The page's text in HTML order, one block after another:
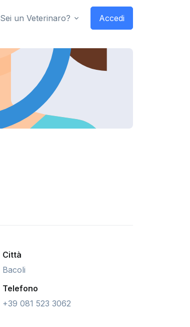
Sei un Veterinaro? Accedi
Città
Bacoli
Telefono
+39 081 523 3062